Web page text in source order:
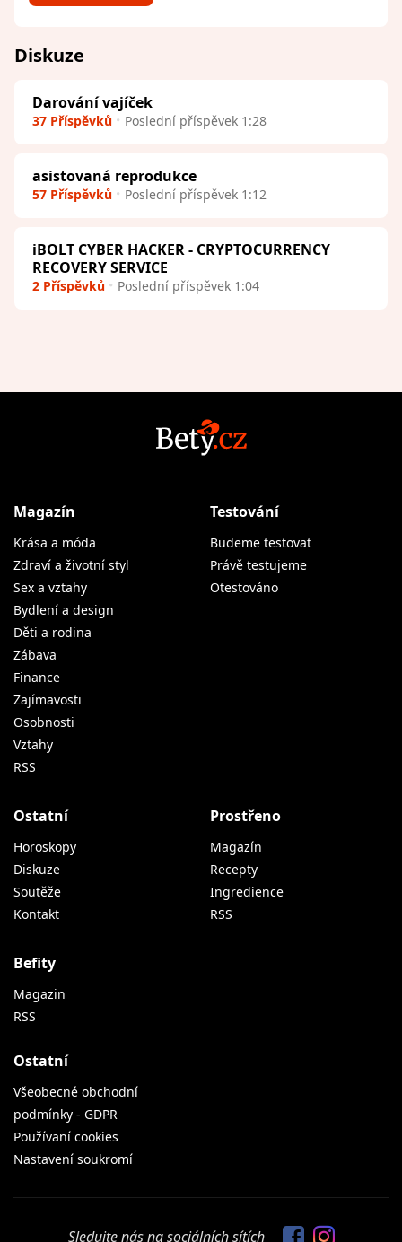
Diskuze
Darování vajíček
37 Příspěvků Poslední příspěvek 1:28
asistovaná reprodukce
57 Příspěvků Poslední příspěvek 1:12
iBOLT CYBER HACKER - CRYPTOCURRENCY
RECOVERY SERVICE
2 Příspěvků Poslední příspěvek 1:04
Magazín
Krása a móda
Zdraví a životní styl
Sex a vztahy
Bydlení a design
Děti a rodina
Zábava
Finance
Zajímavosti
Osobnosti
Vztahy
RSS
Testování
Budeme testovat
Právě testujeme
Otestováno
Ostatní
Horoskopy
Diskuze
Soutěže
Kontakt
Prostřeno
Magazín
Recepty
Ingredience
RSS
Befity
Magazin
RSS
Ostatní
Všeobecné obchodní
podmínky - GDPR
Používaní cookies
Nastavení soukromí
Sledujte nás na sociálních sítích